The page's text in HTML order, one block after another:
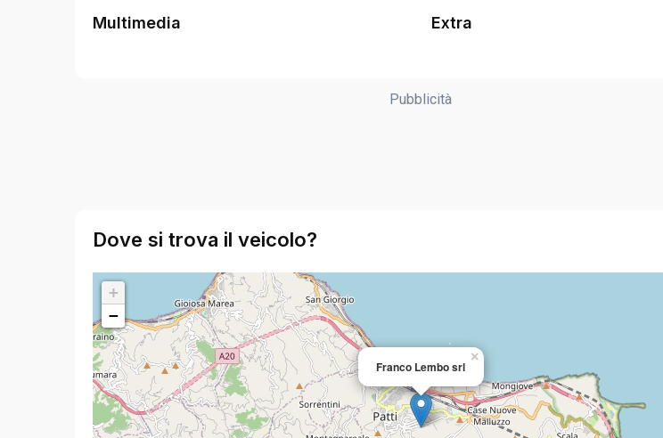
Multimedia
Extra
Pubblicità
Dove si trova il veicolo?
Franco Lembo srl
×
+
−